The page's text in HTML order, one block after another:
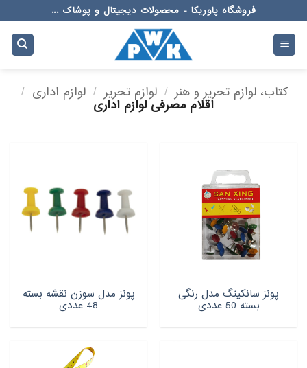
to
content
فروشگاه پاوریکا - محصولات دیجیتال و پوشاک ...
کتاب، لوازم تحریر و هنر / لوازم تحریر / لوازم اداری /
اقلام مصرفی لوازم اداری
پونز سانکینگ مدل رنگی
بسته 50 عددی
پونز مدل سوزن نقشه بسته
48 عددی